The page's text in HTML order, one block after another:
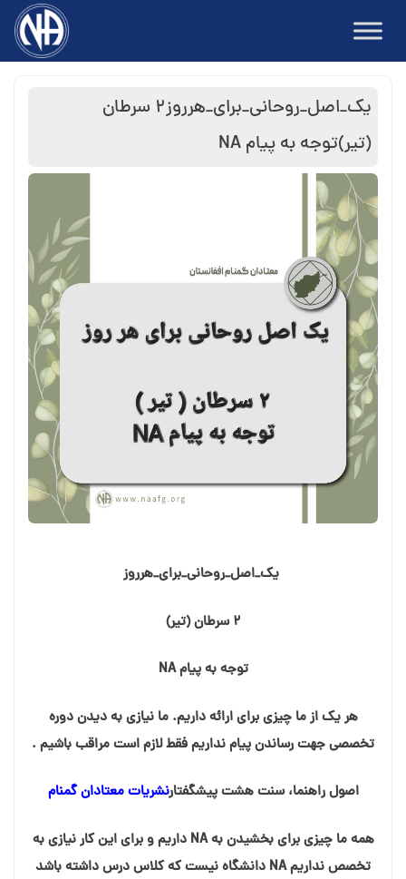
content
یک_اصل_روحانی_برای_هرروز۲ سرطان
(تیر)توجه به پیام NA
‍ یک_اصل_روحانی_برای_هرروز
۲ سرطان (تیر)
توجه به پیام NA
هر یک از ما چیزی برای ارائه داریم. ما نیازی به دیدن دوره
تخصصی جهت رساندن پیام نداریم فقط لازم است مراقب باشیم .
اصول راهنما، سنت هشت پیشگفتارنشریات معتادان گمنام
همه ما چیزی برای بخشیدن به NA داریم و برای این کار نیازی به
تخصص نداریم NA دانشگاه نیست که کلاس درس داشته باشد